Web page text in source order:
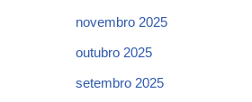
novembro 2025
outubro 2025
setembro 2025